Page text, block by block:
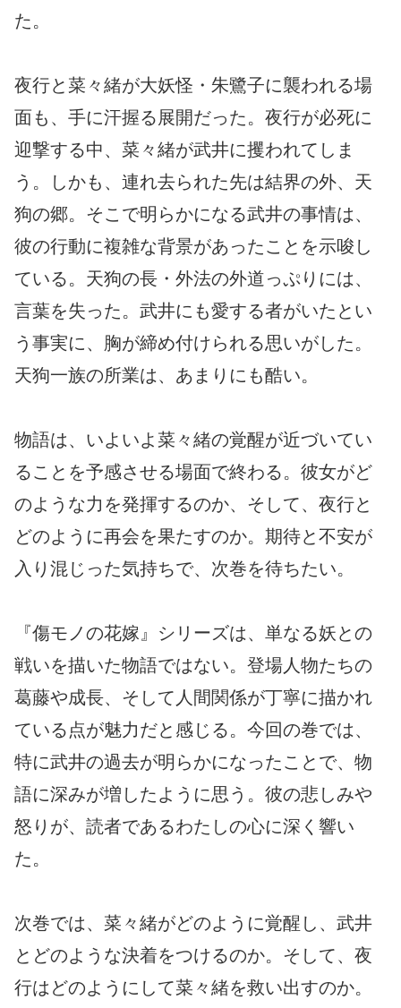
た。
夜行と菜々緒が大妖怪・朱鷺子に襲われる場
面も、手に汗握る展開だった。夜行が必死に
迎撃する中、菜々緒が武井に攫われてしま
う。しかも、連れ去られた先は結界の外、天
狗の郷。そこで明らかになる武井の事情は、
彼の行動に複雑な背景があったことを示唆し
ている。天狗の長・外法の外道っぷりには、
言葉を失った。武井にも愛する者がいたとい
う事実に、胸が締め付けられる思いがした。
天狗一族の所業は、あまりにも酷い。
物語は、いよいよ菜々緒の覚醒が近づいてい
ることを予感させる場面で終わる。彼女がど
のような力を発揮するのか、そして、夜行と
どのように再会を果たすのか。期待と不安が
入り混じった気持ちで、次巻を待ちたい。
『傷モノの花嫁』シリーズは、単なる妖との
戦いを描いた物語ではない。登場人物たちの
葛藤や成長、そして人間関係が丁寧に描かれ
ている点が魅力だと感じる。今回の巻では、
特に武井の過去が明らかになったことで、物
語に深みが増したように思う。彼の悲しみや
怒りが、読者であるわたしの心に深く響い
た。
次巻では、菜々緒がどのように覚醒し、武井
とどのような決着をつけるのか。そして、夜
行はどのようにして菜々緒を救い出すのか。